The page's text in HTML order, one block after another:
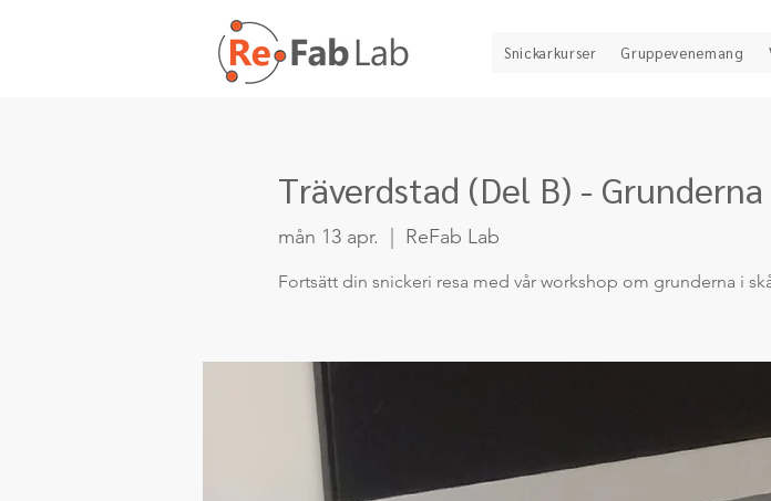
Snickarkurser Gruppevenemang
Träverdstad (Del B) -
mån 13 apr. ReFab Lab
Fortsätt din snickeri resa med vår workshop om grunderna i